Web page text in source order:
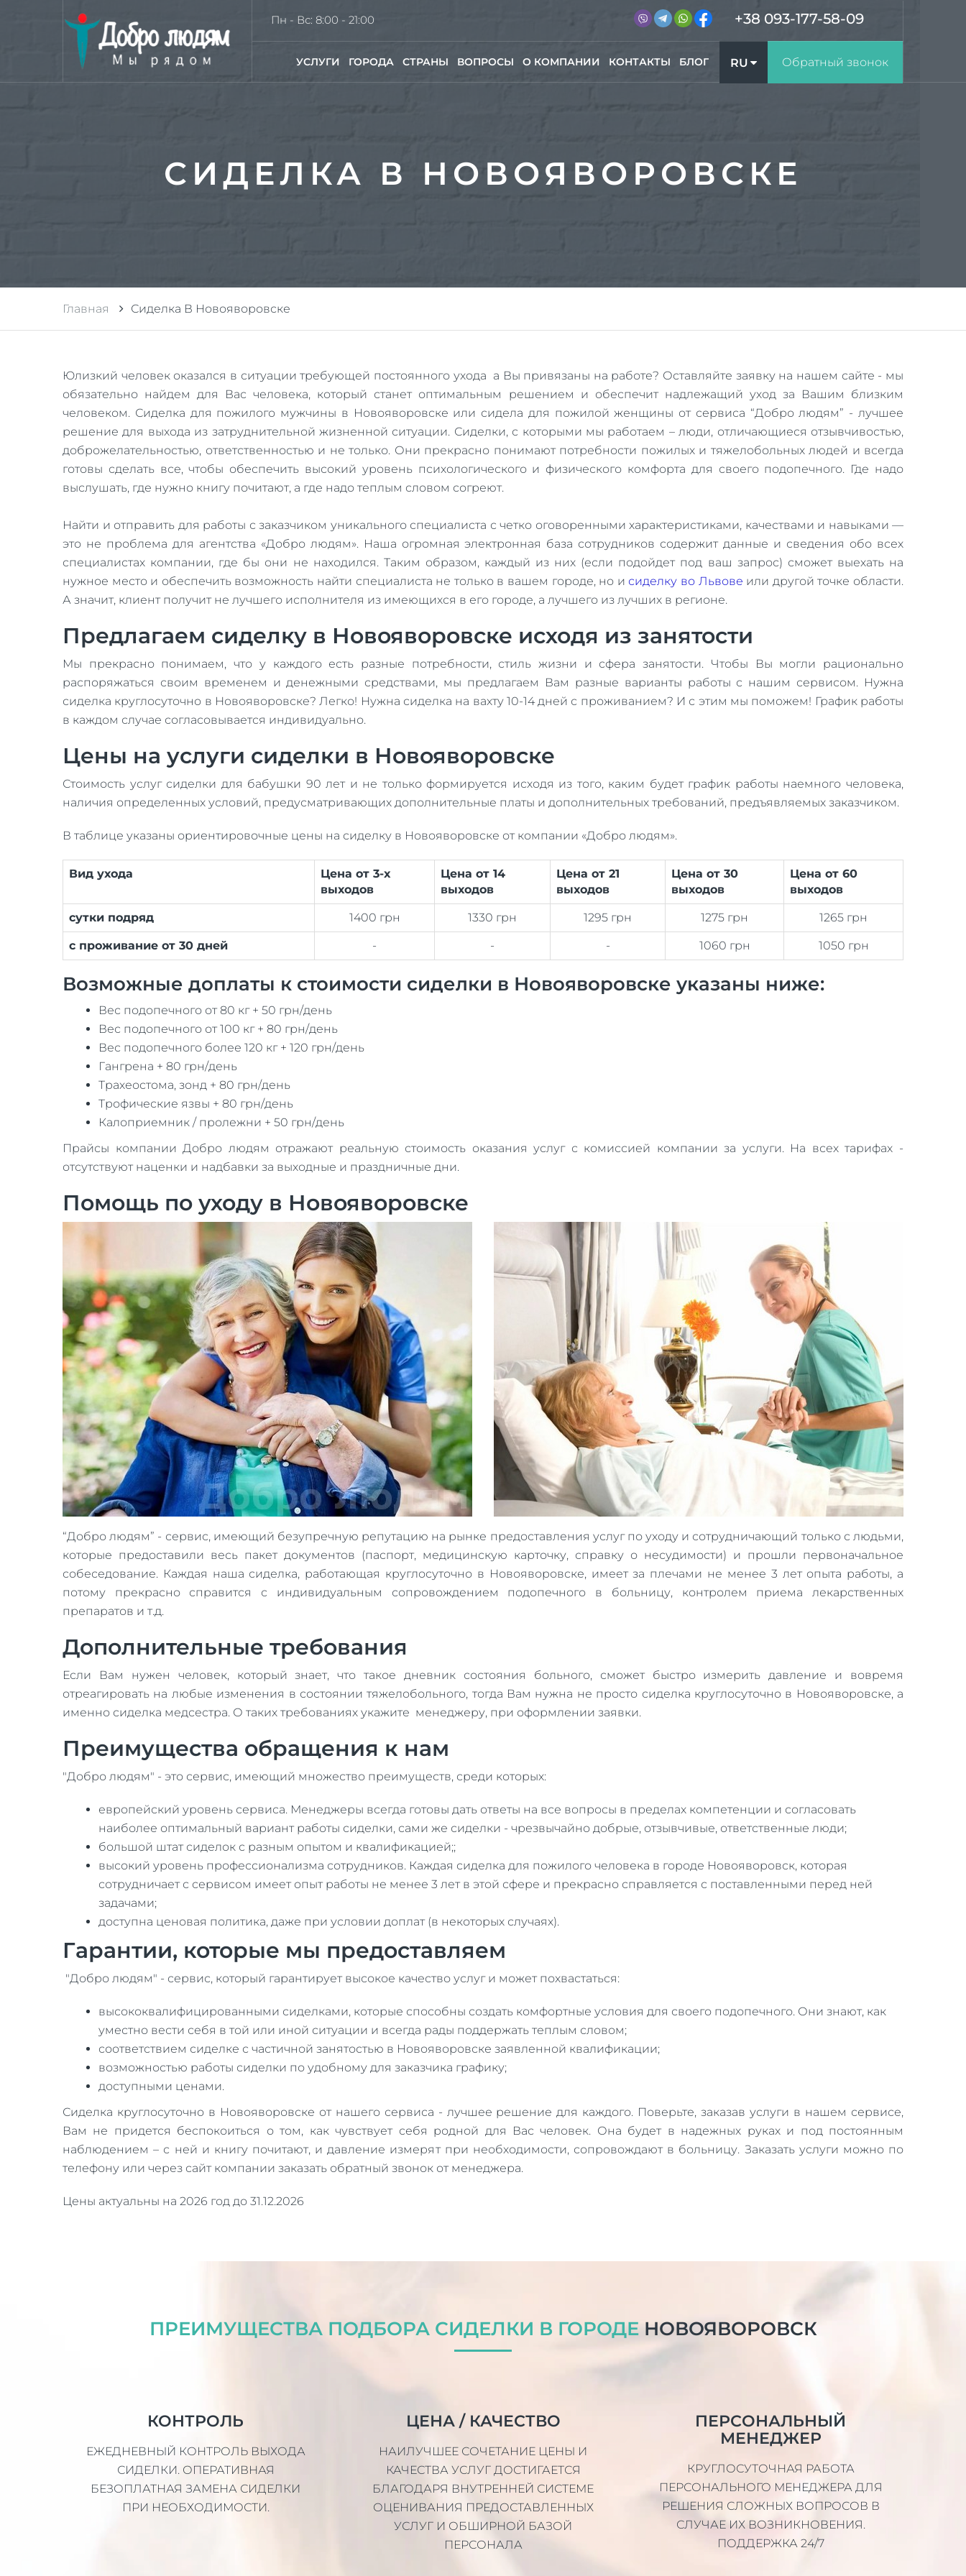
УСЛУГИ ГОРОДА СТРАНЫ ВОПРОСЫ О КОМПАНИИ КОНТАКТЫ БЛОГ RU Обратный звонок
+38 093-177-58-09
Пн - Вс: 8:00 - 21:00
СИДЕЛКА В НОВОЯВОРОВСКЕ
Главная Сиделка В Новояворовске
Юлизкий человек оказался в ситуации требующей постоянного ухода а Вы привязаны на работе? Оставляйте заявку на нашем сайте - мы
обязательно найдем для Вас человека, который станет оптимальным решением и обеспечит надлежащий уход за Вашим близким
человеком. Сиделка для пожилого мужчины в Новояворовске или сидела для пожилой женщины от сервиса “Добро людям” - лучшее
решение для выхода из затруднительной жизненной ситуации. Сиделки, с которыми мы работаем – люди, отличающиеся отзывчивостью,
доброжелательностью, ответственностью и не только. Они прекрасно понимают потребности пожилых и тяжелобольных людей и всегда
готовы сделать все, чтобы обеспечить высокий уровень психологического и физического комфорта для своего подопечного. Где надо
выслушать, где нужно книгу почитают, а где надо теплым словом согреют.
Найти и отправить для работы с заказчиком уникального специалиста с четко оговоренными характеристиками, качествами и навыками —
это не проблема для агентства «Добро людям». Наша огромная электронная база сотрудников содержит данные и сведения обо всех
специалистах компании, где бы они не находился. Таким образом, каждый из них (если подойдет под ваш запрос) сможет выехать на
нужное место и обеспечить возможность найти специалиста не только в вашем городе, но и сиделку во Львове или другой точке области.
А значит, клиент получит не лучшего исполнителя из имеющихся в его городе, а лучшего из лучших в регионе.
Предлагаем сиделку в Новояворовске исходя из занятости
Мы прекрасно понимаем, что у каждого есть разные потребности, стиль жизни и сфера занятости. Чтобы Вы могли рационально
распоряжаться своим временем и денежными средствами, мы предлагаем Вам разные варианты работы с нашим сервисом. Нужна
сиделка круглосуточно в Новояворовске? Легко! Нужна сиделка на вахту 10-14 дней с проживанием? И с этим мы поможем! График работы
в каждом случае согласовывается индивидуально.
Цены на услуги сиделки в Новояворовске
Стоимость услуг сиделки для бабушки 90 лет и не только формируется исходя из того, каким будет график работы наемного человека,
наличия определенных условий, предусматривающих дополнительные платы и дополнительных требований, предъявляемых заказчиком.
В таблице указаны ориентировочные цены на сиделку в Новояворовске от компании «Добро людям».
Вид ухода
Цена от 3-х
выходов
Цена от 14
выходов
Цена от 21
выходов
Цена от 30
выходов
Цена от 60
выходов
сутки подряд 1400 грн 1330 грн 1295 грн 1275 грн 1265 грн
с проживание от 30 дней - - - 1060 грн 1050 грн
Возможные доплаты к стоимости сиделки в Новояворовске указаны ниже:
Вес подопечного от 80 кг + 50 грн/день
Вес подопечного от 100 кг + 80 грн/день
Вес подопечного более 120 кг + 120 грн/день
Гангрена + 80 грн/день
Трахеостома, зонд + 80 грн/день
Трофические язвы + 80 грн/день
Калоприемник / пролежни + 50 грн/день
Прайсы компании Добро людям отражают реальную стоимость оказания услуг с комиссией компании за услуги. На всех тарифах -
отсутствуют наценки и надбавки за выходные и праздничные дни.
Помощь по уходу в Новояворовске
“Добро людям” - сервис, имеющий безупречную репутацию на рынке предоставления услуг по уходу и сотрудничающий только с людьми,
которые предоставили весь пакет документов (паспорт, медицинскую карточку, справку о несудимости) и прошли первоначальное
собеседование. Каждая наша сиделка, работающая круглосуточно в Новояворовске, имеет за плечами не менее 3 лет опыта работы, а
потому прекрасно справится с индивидуальным сопровождением подопечного в больницу, контролем приема лекарственных
препаратов и т.д.
Дополнительные требования
Если Вам нужен человек, который знает, что такое дневник состояния больного, сможет быстро измерить давление и вовремя
отреагировать на любые изменения в состоянии тяжелобольного, тогда Вам нужна не просто сиделка круглосуточно в Новояворовске, а
именно сиделка медсестра. О таких требованиях укажите менеджеру, при оформлении заявки.
Преимущества обращения к нам
"Добро людям" - это сервис, имеющий множество преимуществ, среди которых:
европейский уровень сервиса. Менеджеры всегда готовы дать ответы на все вопросы в пределах компетенции и согласовать
наиболее оптимальный вариант работы сиделки, сами же сиделки - чрезвычайно добрые, отзывчивые, ответственные люди;
большой штат сиделок с разным опытом и квалификацией;;
высокий уровень профессионализма сотрудников. Каждая сиделка для пожилого человека в городе Новояворовск, которая
сотрудничает с сервисом имеет опыт работы не менее 3 лет в этой сфере и прекрасно справляется с поставленными перед ней
задачами;
доступна ценовая политика, даже при условии доплат (в некоторых случаях).
Гарантии, которые мы предоставляем
"Добро людям" - сервис, который гарантирует высокое качество услуг и может похвастаться:
высококвалифицированными сиделками, которые способны создать комфортные условия для своего подопечного. Они знают, как
уместно вести себя в той или иной ситуации и всегда рады поддержать теплым словом;
соответствием сиделке с частичной занятостью в Новояворовске заявленной квалификации;
возможностью работы сиделки по удобному для заказчика графику;
доступными ценами.
Сиделка круглосуточно в Новояворовске от нашего сервиса - лучшее решение для каждого. Поверьте, заказав услуги в нашем сервисе,
Вам не придется беспокоиться о том, как чувствует себя родной для Вас человек. Она будет в надежных руках и под постоянным
наблюдением – с ней и книгу почитают, и давление измерят при необходимости, сопровождают в больницу. Заказать услуги можно по
телефону или через сайт компании заказать обратный звонок от менеджера.
Цены актуальны на 2026 год до 31.12.2026
ПРЕИМУЩЕСТВА ПОДБОРА СИДЕЛКИ В ГОРОДЕНОВОЯВОРОВСК
КОНТРОЛЬ
ЕЖЕДНЕВНЫЙ КОНТРОЛЬ ВЫХОДА
СИДЕЛКИ. ОПЕРАТИВНАЯ
БЕЗОПЛАТНАЯ ЗАМЕНА СИДЕЛКИ
ПРИ НЕОБХОДИМОСТИ.
ЦЕНА / КАЧЕСТВО
НАИЛУЧШЕЕ СОЧЕТАНИЕ ЦЕНЫ И
КАЧЕСТВА УСЛУГ ДОСТИГАЕТСЯ
БЛАГОДАРЯ ВНУТРЕННЕЙ СИСТЕМЕ
ОЦЕНИВАНИЯ ПРЕДОСТАВЛЕННЫХ
УСЛУГ И ОБШИРНОЙ БАЗОЙ
ПЕРСОНАЛА
ПЕРСОНАЛЬНЫЙ
МЕНЕДЖЕР
КРУГЛОСУТОЧНАЯ РАБОТА
ПЕРСОНАЛЬНОГО МЕНЕДЖЕРА ДЛЯ
РЕШЕНИЯ СЛОЖНЫХ ВОПРОСОВ В
СЛУЧАЕ ИХ ВОЗНИКНОВЕНИЯ.
ПОДДЕРЖКА 24/7